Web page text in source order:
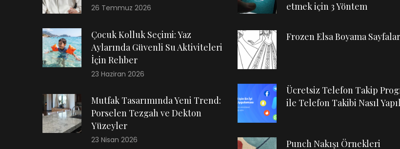
26 Temmuz 2026
Çocuk Kolluk Seçimi: Yaz
Aylarında Güvenli Su Aktiviteleri
İçin Rehber
23 Haziran 2026
Mutfak Tasarımında Yeni Trend:
Porselen Tezgah ve Dekton
Yüzeyler
23 Nisan 2026
etmek için 3 Yöntem
Frozen Elsa Boyama
Ücretsiz Telefon Takip
ile Telefon Takibi Nasıl
Punch Nakışı Örnekleri